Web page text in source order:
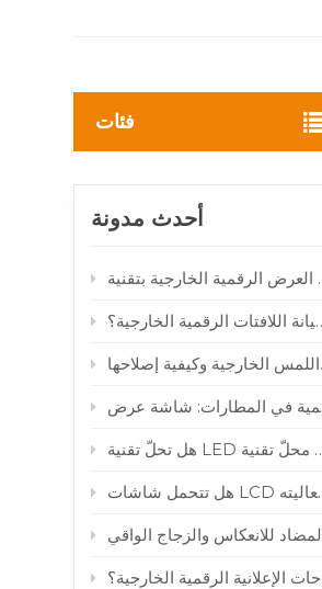
فئات
أحدث مدونة
كيف تقلل أنظمة المراقبة الذكية عن بعد من تكاليف صيانة اللافتات الرقمية الخارجية؟
لماذا تتعطل شاشات اللمس الخارجية وكيفية إصلاحها
كيفية الحصول على شاشات عرض خارجية قابلة للقراءة تحت أشعة الشمس: دور الزجاج المضاد للانعكاس والزجاج الواقي
خزائن الألمنيوم مقابل خزائن الصلب: أي هيكل أفضل للوحات الإعلانية الرقمية الخارجية؟